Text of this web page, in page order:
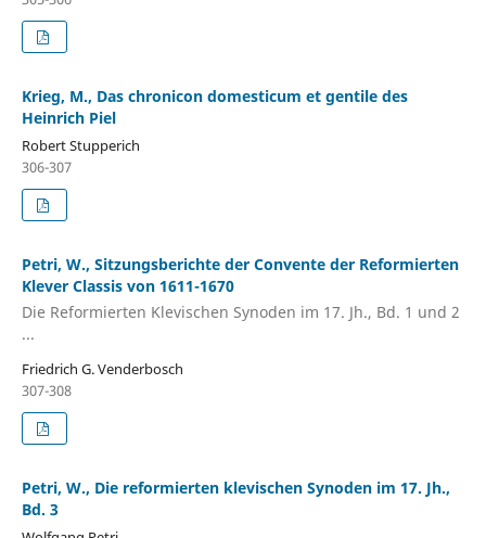
Krieg, M., Das chronicon domesticum et gentile des
Heinrich Piel
Robert Stupperich
306-307
Petri, W., Sitzungsberichte der Convente der Reformierten
Klever Classis von 1611-1670
Die Reformierten Klevischen Synoden im 17. Jh., Bd. 1 und 2
...
Friedrich G. Venderbosch
307-308
Petri, W., Die reformierten klevischen Synoden im 17. Jh.,
Bd. 3